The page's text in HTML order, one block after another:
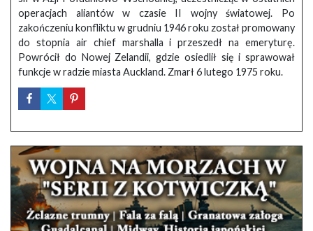
operacjach aliantów w czasie II wojny światowej. Po
zakończeniu konfliktu w grudniu 1946 roku został promowany
do stopnia air chief marshalla i przeszedł na emeryturę.
Powrócił do Nowej Zelandii, gdzie osiedlił się i sprawował
funkcje w radzie miasta Auckland. Zmarł 6 lutego 1975 roku.